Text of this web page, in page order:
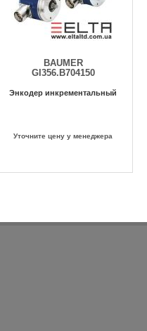
BAUMER
GI356.B704150
Энкодер инкрементальный
Уточните цену у менеджера